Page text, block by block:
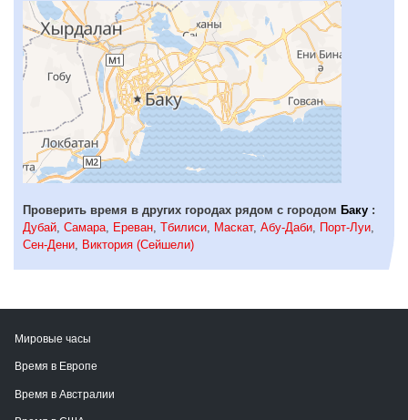
Проверить время в других городах рядом с городом Баку :
Дубай, Самара, Ереван, Тбилиси, Маскат, Абу-Даби, Порт-Луи,
Сен-Дени, Виктория (Сейшели)
Мировые часы
Время в Европе
Время в Австралии